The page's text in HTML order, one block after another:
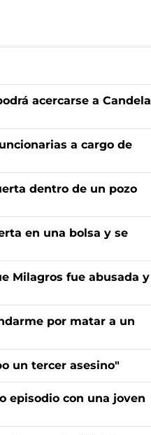
acercarse a Candela
a cargo de
dentro de un pozo
en una bolsa y se
Milagros fue abusada y
por matar a un
un tercer asesino"
episodio con una joven